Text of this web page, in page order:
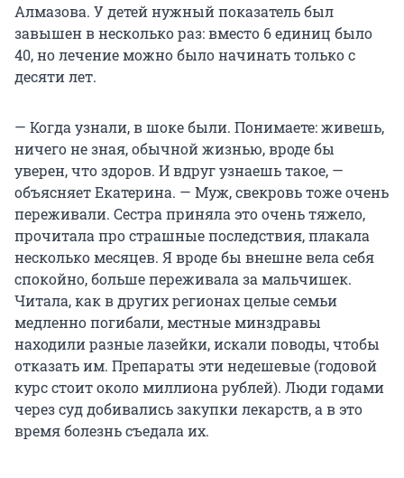
Алмазова. У детей нужный показатель был
завышен в несколько раз: вместо 6 единиц было
40, но лечение можно было начинать только с
десяти лет.
— Когда узнали, в шоке были. Понимаете: живешь,
ничего не зная, обычной жизнью, вроде бы
уверен, что здоров. И вдруг узнаешь такое, —
объясняет Екатерина. — Муж, свекровь тоже очень
переживали. Сестра приняла это очень тяжело,
прочитала про страшные последствия, плакала
несколько месяцев. Я вроде бы внешне вела себя
спокойно, больше переживала за мальчишек.
Читала, как в других регионах целые семьи
медленно погибали, местные минздравы
находили разные лазейки, искали поводы, чтобы
отказать им. Препараты эти недешевые (годовой
курс стоит около миллиона рублей). Люди годами
через суд добивались закупки лекарств, а в это
время болезнь съедала их.